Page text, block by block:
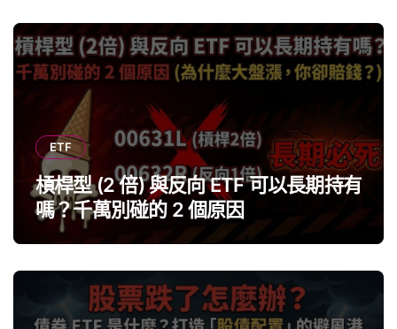
ETF
槓桿型 (2 倍) 與反向 ETF 可以長期持有
嗎？千萬別碰的 2 個原因